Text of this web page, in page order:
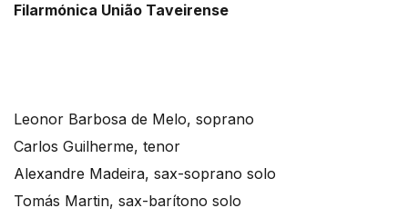
Filarmónica União Taveirense
Leonor Barbosa de Melo, soprano
Carlos Guilherme, tenor
Alexandre Madeira, sax-soprano solo
Tomás Martin, sax-barítono solo